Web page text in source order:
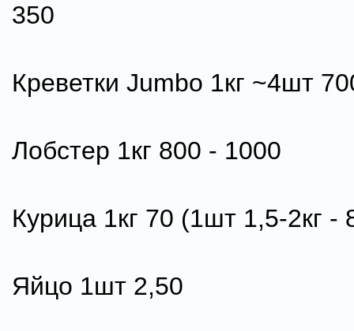
350
Креветки Jumbo 1кг ~4шт
Лобстер 1кг 800 - 1000
Курица 1кг 70 (1шт 1,5-2кг -
Яйцо 1шт 2,50